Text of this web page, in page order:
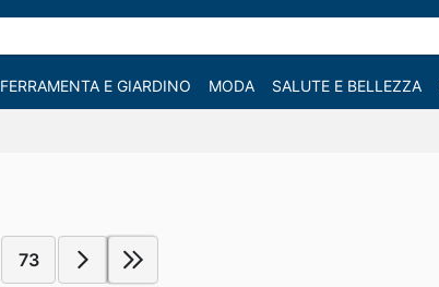
FERRAMENTA E GIARDINO MODA SALUTE E BELLEZZA
73